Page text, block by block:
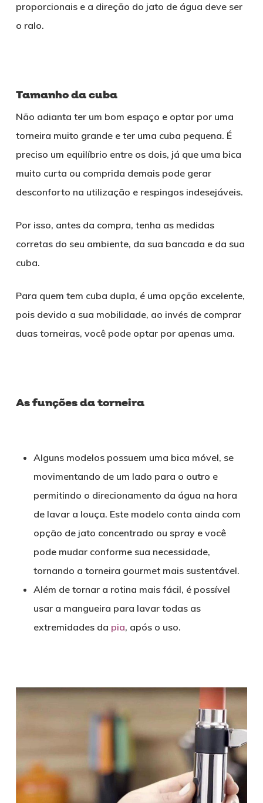
proporcionais e a direção do jato de água deve ser
o ralo.
Tamanho da cuba
Não adianta ter um bom espaço e optar por uma
torneira muito grande e ter uma cuba pequena. É
preciso um equilíbrio entre os dois, já que uma bica
muito curta ou comprida demais pode gerar
desconforto na utilização e respingos indesejáveis.
Por isso, antes da compra, tenha as medidas
corretas do seu ambiente, da sua bancada e da sua
cuba.
Para quem tem cuba dupla, é uma opção excelente,
pois devido a sua mobilidade, ao invés de comprar
duas torneiras, você pode optar por apenas uma.
As funções da torneira
Alguns modelos possuem uma bica móvel, se
movimentando de um lado para o outro e
permitindo o direcionamento da água na hora
de lavar a louça. Este modelo conta ainda com
opção de jato concentrado ou spray e você
pode mudar conforme sua necessidade,
tornando a torneira gourmet mais sustentável.
Além de tornar a rotina mais fácil, é possível
usar a mangueira para lavar todas as
extremidades da pia, após o uso.